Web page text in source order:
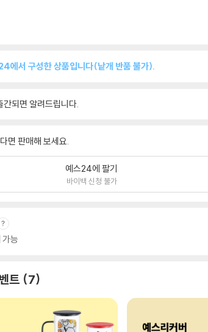
에서 구성한 상품입니다(낱개 반품 불가).
되면 알려드립니다.
면 판매해 보세요.
예스24에 팔기
바이백 신청 불가
능
트 7